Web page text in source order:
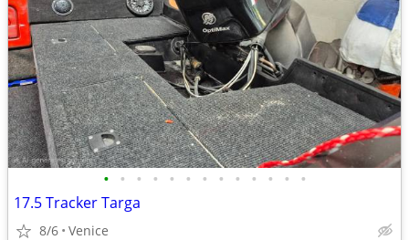
• • • • • • • • • • • • •
17.5 Tracker Targa
8/6 Venice